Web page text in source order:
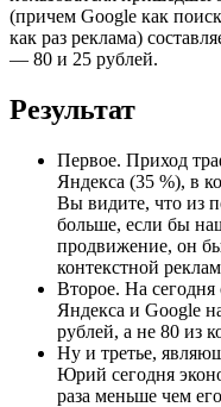
(причем Google как
как раз реклама)
— 80 и 25 рублей.
Результат
Первое. Приход
Яндекса (35 %), в
Вы видите, что из
больше, если бы
продвижение, он
контекстной
Второе. На сегодня
Яндекса и Google
рублей, а не 80 из
Ну и третье,
Юрий сегодня
раза меньше чем